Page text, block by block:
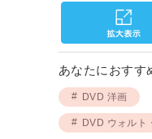
あなたにおすす
DVD 洋画
DVD ウォルト